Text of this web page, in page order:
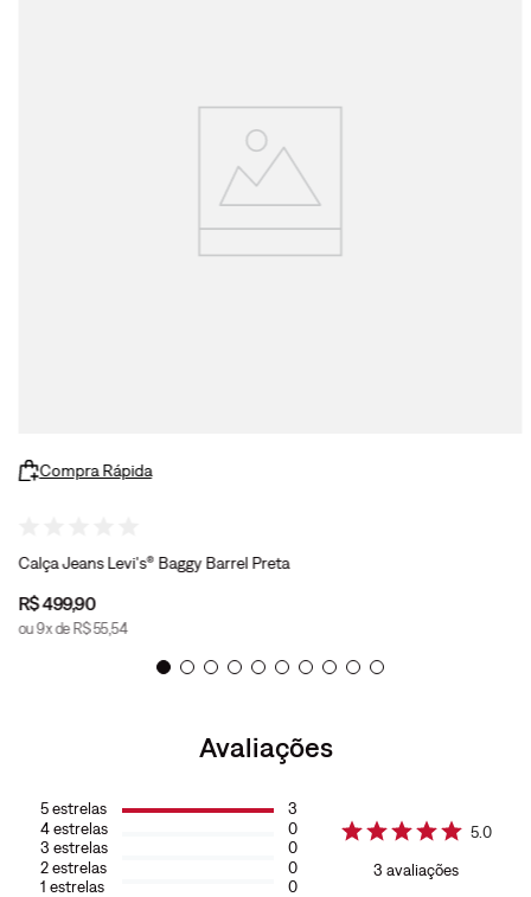
Compra Rápida
Calça Jeans Levi's® Baggy Barrel Preta
R$499,90
ou9x de R$ 55,54
Avaliações
5estrelas
4estrelas
3 estrelas
2estrelas
1 estrelas
3
0
0
0
0
5.0
3 avaliações